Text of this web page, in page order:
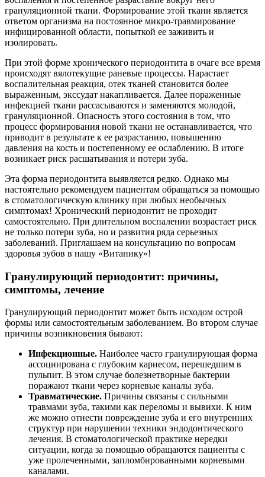
клиники
грануляционной ткани. Формирование этой ткани является
ответом организма на постоянное микро-травмирование
инфицированной области, попыткой ее заживить и
изолировать.
При этой форме хронического периодонтита в очаге все время
происходят вялотекущие раневые процессы. Нарастает
воспалительная реакция, отек тканей становится более
выраженным, экссудат накапливается. Далее пораженные
инфекцией ткани рассасываются и заменяются молодой,
грануляционной. Опасность этого состояния в том, что
процесс формирования новой ткани не останавливается, что
приводит в результате к ее разрастанию, повышению
давления на кость и постепенному ее ослаблению. В итоге
возникает риск расшатывания и потери зуба.
Эта форма периодонтита выявляется редко. Однако мы
настоятельно рекомендуем пациентам обращаться за помощью
в стоматологическую клинику при любых необычных
симптомах! Хронический периодонтит не проходит
самостоятельно. При длительном воспалении возрастает риск
не только потери зуба, но и развития ряда серьезных
заболеваний. Приглашаем на консультацию по вопросам
здоровья зубов в нашу «Витанику»!
Гранулирующий периодонтит: причины,
симптомы, лечение
Гранулирующий периодонтит может быть исходом острой
формы или самостоятельным заболеванием. Во втором случае
причины возникновения бывают:
Инфекционные. Наиболее часто гранулирующая форма
ассоциирована с глубоким кариесом, перешедшим в
пульпит. В этом случае болезнетворные бактерии
поражают ткани через корневые каналы зуба.
Травматические. Причины связаны с сильными
травмами зуба, такими как переломы и вывихи. К ним
же можно отнести повреждение зуба и его внутренних
структур при нарушении техники эндодонтического
лечения. В стоматологической практике нередки
ситуации, когда за помощью обращаются пациенты с
уже пролеченными, запломбированными корневыми
каналами.